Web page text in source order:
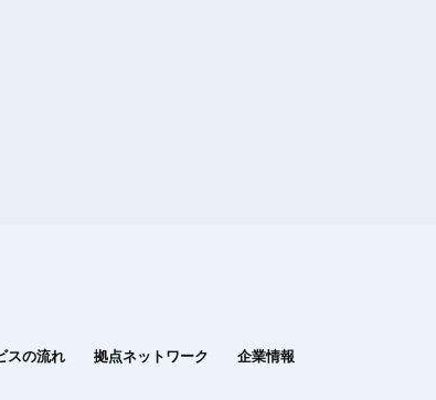
スの流れ 拠点ネットワーク 企業情報